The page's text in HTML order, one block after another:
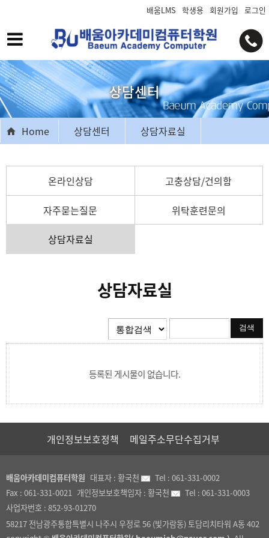
배움LMS 학생용 회원가입 로그인
상담센터
Home 상담센터 상담자료실
온라인상담 고충상담/건의함
자주묻는질문 위탁훈련문의
상담자료실
상담자료실
등록된 게시물이 없습니다.
개인정보보호정책 메일주소무단수집거부
배움아카데미컴퓨터학원 대표자 : 황국천 Tel : 061-331-0002
Fax : 061-331-0021 개인정보보호책임자 : 황국천 Tel : 061-331-0003
사업자번호 : 852-93-01270
58217 전남광주통합특별시 나주시 우정로 56 (빛가람동) 토담리치타워 A동 402